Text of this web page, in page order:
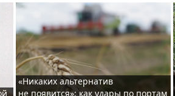
«Никаких альтернатив
не появится»: как удары по портам